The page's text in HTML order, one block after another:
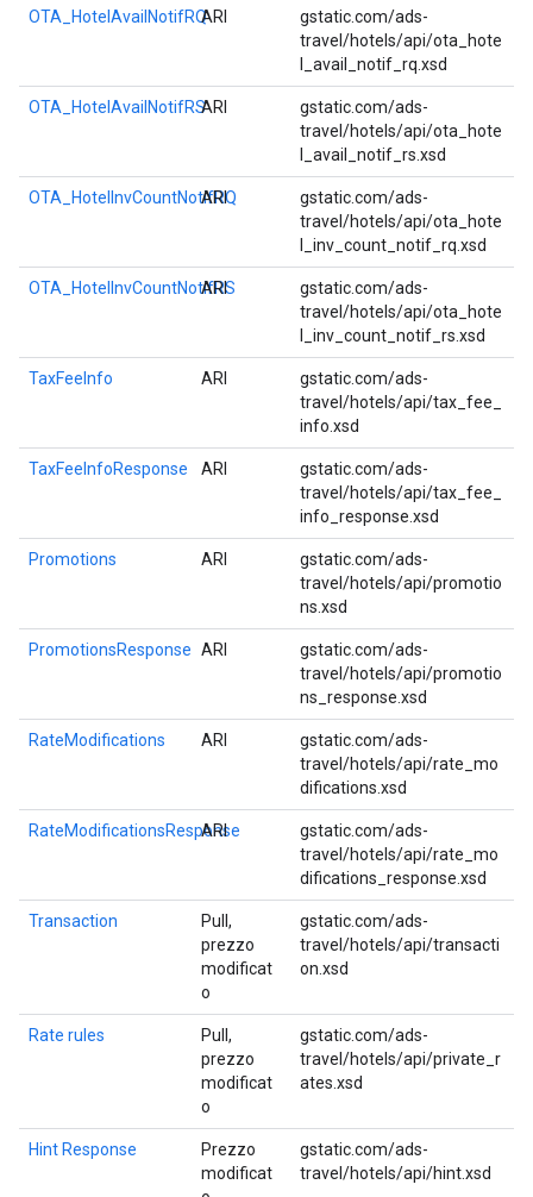
OTA_HotelAvailNotifRQARI
gstatic.com/ads-
travel/hotels/api/ota_hote
l_avail_notif_rq.xsd
OTA_HotelAvailNotifRSARI
gstatic.com/ads-
travel/hotels/api/ota_hote
l_avail_notif_rs.xsd
OTA_HotelInvCountNotifRQ
ARI
gstatic.com/ads-
travel/hotels/api/ota_hote
l_inv_count_notif_rq.xsd
OTA_HotelInvCountNotifRS
ARI
gstatic.com/ads-
travel/hotels/api/ota_hote
l_inv_count_notif_rs.xsd
TaxFeeInfo ARI
gstatic.com/ads-
travel/hotels/api/tax_fee_
info.xsd
TaxFeeInfoResponse ARI
gstatic.com/ads-
travel/hotels/api/tax_fee_
info_response.xsd
Promotions ARI
gstatic.com/ads-
travel/hotels/api/promotio
ns.xsd
PromotionsResponse ARI
gstatic.com/ads-
travel/hotels/api/promotio
ns_response.xsd
RateModifications ARI
gstatic.com/ads-
travel/hotels/api/rate_mo
difications.xsd
RateModificationsResponse
ARI
gstatic.com/ads-
travel/hotels/api/rate_mo
difications_response.xsd
Transaction
Pull,
prezzo
modificat
o
gstatic.com/ads-
travel/hotels/api/transacti
on.xsd
Rate rules
Pull,
prezzo
modificat
o
gstatic.com/ads-
travel/hotels/api/private_r
ates.xsd
Hint Response
Prezzo
modificat
gstatic.com/ads-
travel/hotels/api/hint.xsd